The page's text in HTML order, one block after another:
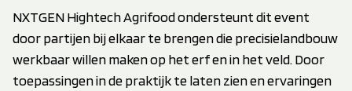
NXTGEN Hightech Agrifood ondersteunt dit event
door partijen bij elkaar te brengen die precisielandbouw
werkbaar willen maken op het erf en in het veld. Door
toepassingen in de praktijk te laten zien en ervaringen